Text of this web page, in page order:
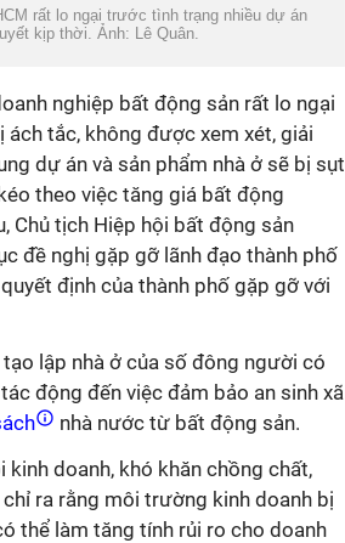
rất lo ngại trước tình trạng nhiều dự án
kịp thời. Ảnh: Lê Quân.
nghiệp bất động sản rất lo ngại
tắc, không được xem xét, giải
dự án và sản phẩm nhà ở sẽ bị sụt
theo việc tăng giá bất động
Chủ tịch Hiệp hội bất động sản
đề nghị gặp gỡ lãnh đạo thành phố
định của thành phố gặp gỡ với
lập nhà ở của số đông người có
động đến việc đảm bảo an sinh xã
nhà nước từ bất động sản.
doanh, khó khăn chồng chất,
ra rằng môi trường kinh doanh bị
thể làm tăng tính rủi ro cho doanh